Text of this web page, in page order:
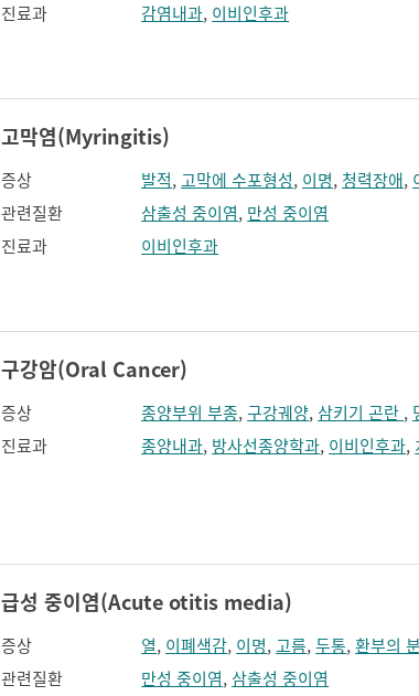
진료과
감염내과, 이비인후과
고막염(Myringitis)
증상 발적,고막에 수포형성, 이명, 청력장애,
관련질환
삼출성 중이염, 만성 중이염
진료과
이비인후과
구강암(Oral Cancer)
증상 종양부위 부종,구강궤양, 삼키기 곤란 ,
진료과
종양내과, 방사선종양학과, 이비인후과,
급성 중이염(Acute otitis media)
증상 열, 이폐색감, 이명,고름,두통,환부의
관련질환
만성 중이염, 삼출성 중이염